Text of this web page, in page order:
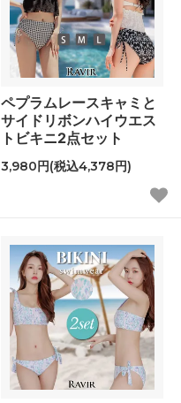
ペプラムレースキャミと
サイドリボンハイウエス
トビキニ2点セット
3,980円(税込4,378円)